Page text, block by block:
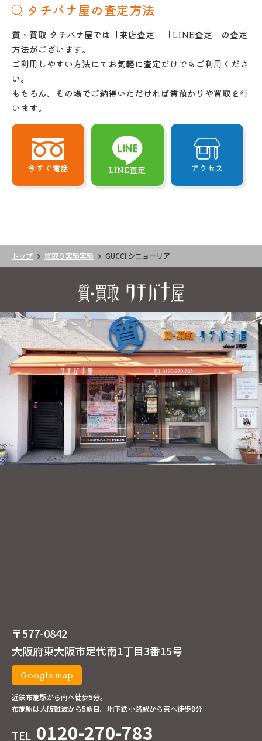
タチバナ屋の査定方法
質・買取 タチバナ屋では「来店査定」「LINE査定」の査定
方法がございます。
ご利用しやすい方法にてお気軽に査定だけでもご利用くださ
い。
もちろん、その場でご納得いただければ質預かりや買取を行
います。
今すぐ電話 LINE査定 アクセス
トップ 買取り実績実績 GUCCI シニョーリア
〒577-0842
大阪府東大阪市足代南1丁目3番15号
Google map
近鉄布施駅から南へ徒歩5分。
布施駅は大阪難波から5駅目。地下鉄小路駅から東へ徒歩8分
TEL 0120-270-783